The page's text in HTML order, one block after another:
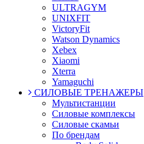
ULTRAGYM
UNIXFIT
VictoryFit
Watson Dynamics
Xebex
Xiaomi
Xterra
Yamaguchi
СИЛОВЫЕ ТРЕНАЖЕРЫ
Мультистанции
Силовые комплексы
Силовые скамьи
По брендам